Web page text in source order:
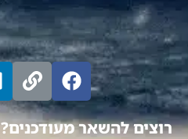
רוצים להשאר מעודכנים?